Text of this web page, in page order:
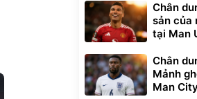
Chân
sản của
tại Man
Chân
Mảnh
Man City